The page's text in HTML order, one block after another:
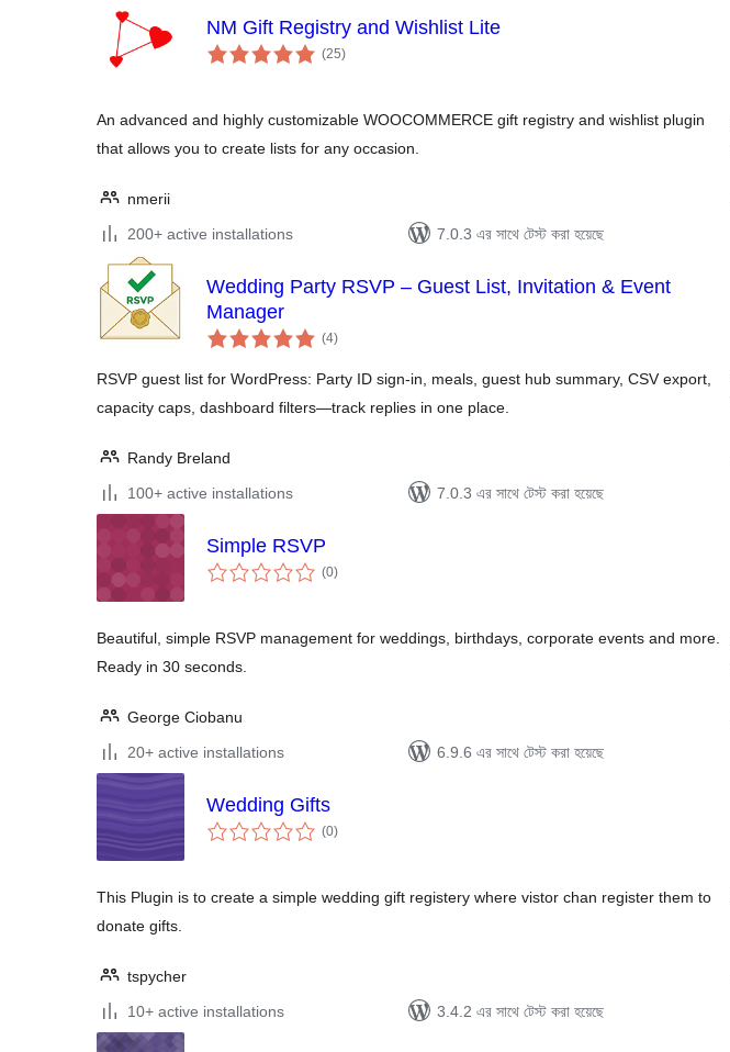
NM Gift Registry and Wishlist Lite
(25total
ratings
)
An advanced and highly customizable WOOCOMMERCE gift registry and wishlist plugin
that allows you to create lists for any occasion.
nmerii
200+ active installations
7.0.3 এর সাথে টেস্ট করা হয়েছে
Wedding Party RSVP – Guest List, Invitation & Event
Manager
(4total
ratings
)
RSVP guest list for WordPress: Party ID sign-in, meals, guest hub summary, CSV export,
capacity caps, dashboard filters—track replies in one place.
Randy Breland
100+ active installations
7.0.3 এর সাথে টেস্ট করা হয়েছে
Simple RSVP
(0total
ratings
)
Beautiful, simple RSVP management for weddings, birthdays, corporate events and more.
Ready in 30 seconds.
George Ciobanu
20+ active installations
6.9.6 এর সাথে টেস্ট করা হয়েছে
Wedding Gifts
(0total
ratings
)
This Plugin is to create a simple wedding gift registery where vistor chan register them to
donate gifts.
tspycher
10+ active installations
3.4.2 এর সাথে টেস্ট করা হয়েছে